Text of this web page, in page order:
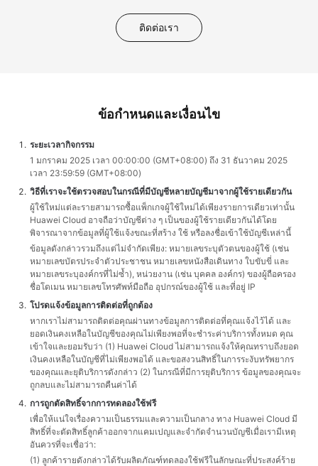
ติดต่อเรา
ข้อกำหนดและเงื่อนไข
ระยะเวลากิจกรรม
1 มกราคม 2025 เวลา 00:00:00 (GMT+08:00) ถึง 31 ธันวาคม 2025
เวลา 23:59:59 (GMT+08:00)
วิธีที่เราจะใช้ตรวจสอบในกรณีที่มีบัญชีหลายบัญชีมาจากผู้ใช้รายเดียวกัน
ผู้ใช้ใหม่แต่ละรายสามารถซื้อแพ็กเกจผู้ใช้ใหม่ได้เพียงรายการเดียวเท่านั้น
Huawei Cloud อาจถือว่าบัญชีต่าง ๆ เป็นของผู้ใช้รายเดียวกันได้โดย
พิจารณาจากข้อมูลที่ผู้ใช้แจ้งขณะที่สร้าง ใช้ หรือลงชื่อเข้าใช้บัญชีเหล่านี้
ข้อมูลดังกล่าวรวมถึงแต่ไม่จำกัดเพียง: หมายเลขระบุตัวตนของผู้ใช้ (เช่น
หมายเลขบัตรประจำตัวประชาชน หมายเลขหนังสือเดินทาง ใบขับขี่ และ
หมายเลขระบุองค์กรที่ไม่ซ้ำ), หน่วยงาน (เช่น บุคคล องค์กร) ของผู้ถือครอง
ชื่อโดเมน หมายเลขโทรศัพท์มือถือ อุปกรณ์ของผู้ใช้ และที่อยู่ IP
โปรดแจ้งข้อมูลการติดต่อที่ถูกต้อง
หากเราไม่สามารถติดต่อคุณผ่านทางข้อมูลการติดต่อที่คุณแจ้งไว้ได้ และ
ยอดเงินคงเหลือในบัญชีของคุณไม่เพียงพอที่จะชำระค่าบริการทั้งหมด คุณ
เข้าใจและยอมรับว่า (1) Huawei Cloud ไม่สามารถแจ้งให้คุณทราบถึงยอด
เงินคงเหลือในบัญชีที่ไม่เพียงพอได้ และขอสงวนสิทธิ์ในการระงับทรัพยากร
ของคุณและยุติบริการดังกล่าว (2) ในกรณีที่มีการยุติบริการ ข้อมูลของคุณจะ
ถูกลบและไม่สามารถคืนค่าได้
การถูกตัดสิทธิ์จากการทดลองใช้ฟรี
เพื่อให้แน่ใจเรื่องความเป็นธรรมและความเป็นกลาง ทาง Huawei Cloud มี
สิทธิ์ที่จะตัดสิทธิ์ลูกค้าออกจากแคมเปญและจำกัดจำนวนบัญชีเมื่อเรามีเหตุ
อันควรที่จะเชื่อว่า:
(1) ลูกค้ารายดังกล่าวได้รับผลิตภัณฑ์ทดลองใช้ฟรีในลักษณะที่ประสงค์ร้าย